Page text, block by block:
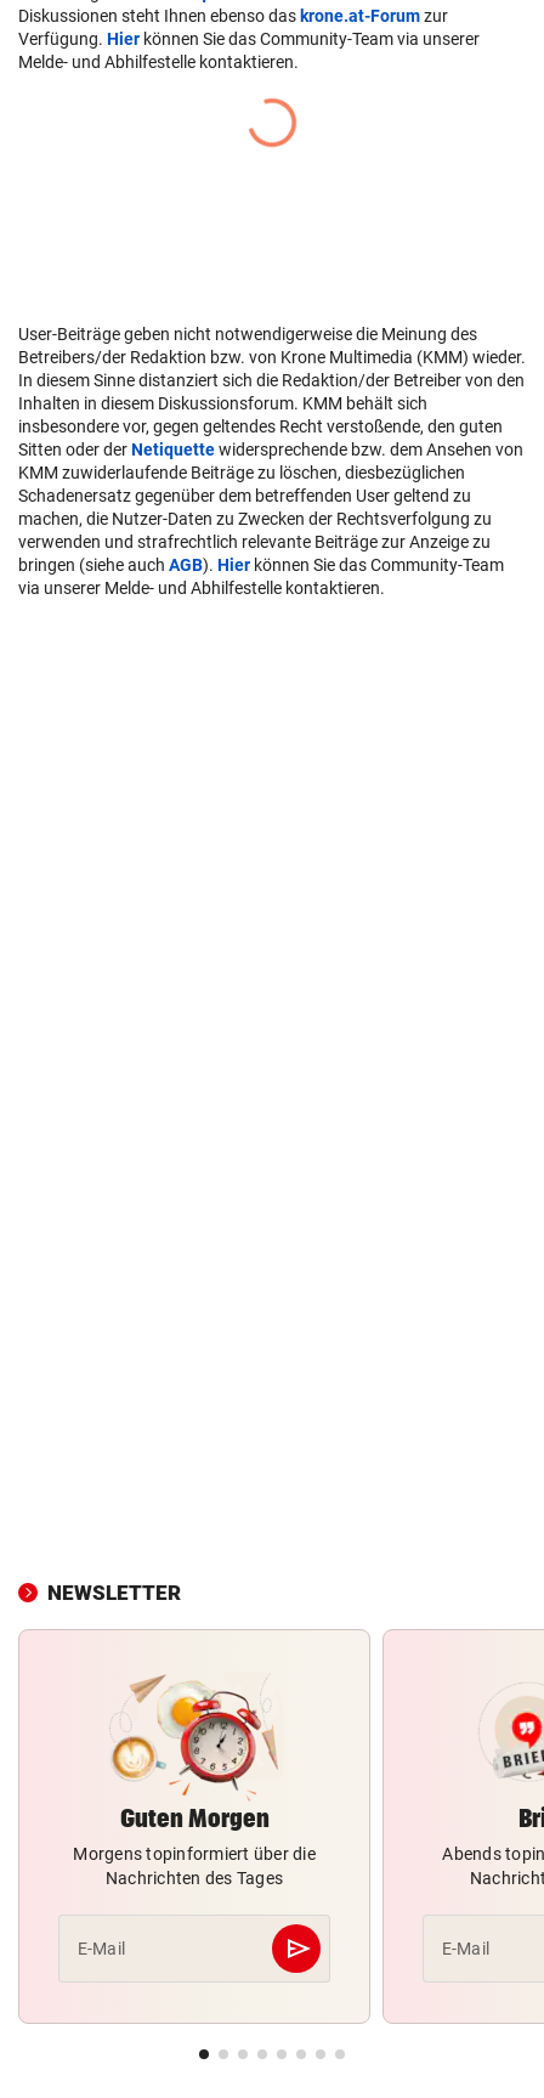
Diskussionen steht Ihnen ebenso das krone.at-Forumzur
Verfügung. Hier können Sie das Community-Team via unserer
Melde- und Abhilfestelle kontaktieren.
User-Beiträge geben nicht notwendigerweise die Meinung des
Betreibers/der Redaktion bzw. von Krone Multimedia (KMM) wieder.
In diesem Sinne distanziert sich die Redaktion/der Betreiber von den
Inhalten in diesem Diskussionsforum. KMM behält sich
insbesondere vor, gegen geltendes Recht verstoßende, den guten
Sitten oder derNetiquettewidersprechende bzw. dem Ansehen von
KMM zuwiderlaufende Beiträge zu löschen, diesbezüglichen
Schadenersatz gegenüber dem betreffenden User geltend zu
machen, die Nutzer-Daten zu Zwecken der Rechtsverfolgung zu
verwenden und strafrechtlich relevante Beiträge zur Anzeige zu
bringen (siehe auch AGB). Hier können Sie das Community-Team
via unserer Melde- und Abhilfestelle kontaktieren.
NEWSLETTER
Guten Morgen
Morgens topinformiert über die
Nachrichten des Tages
E-Mail send
Abschicken
Abends
E-Mail